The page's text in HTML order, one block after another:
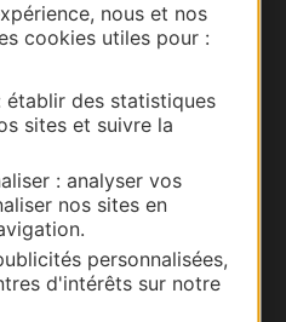
nous et nos
cookies utiles pour :
établir des statistiques
sites et suivre la
: analyser vos
nos sites en
personnalisées,
d'intérêts sur notre